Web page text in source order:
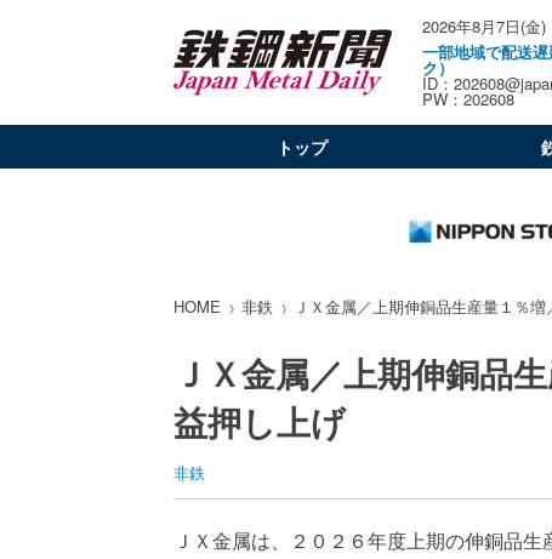
2026年8月7日(金)
一部地域で配送
ク）
ID：
PW：202608
トップ
HOME 非鉄 ＪＸ金属／上期伸銅品生産量１％
ＪＸ金属／上期伸銅品
益押し上げ
非鉄
ＪＸ金属は、２０２６年度上期の伸銅品